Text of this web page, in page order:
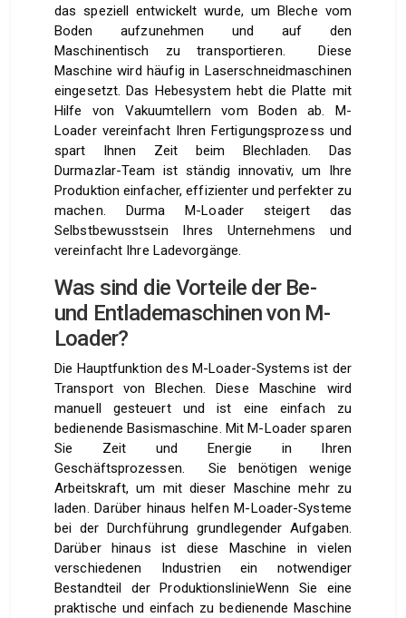
das speziell entwickelt wurde, um Bleche vom
Boden aufzunehmen und auf den
Maschinentisch zu transportieren. Diese
Maschine wird häufig in Laserschneidmaschinen
eingesetzt. Das Hebesystem hebt die Platte mit
Hilfe von Vakuumtellern vom Boden ab. M-
Loader vereinfacht Ihren Fertigungsprozess und
spart Ihnen Zeit beim Blechladen. Das
Durmazlar-Team ist ständig innovativ, um Ihre
Produktion einfacher, effizienter und perfekter zu
machen. Durma M-Loader steigert das
Selbstbewusstsein Ihres Unternehmens und
vereinfacht Ihre Ladevorgänge.
Was sind die Vorteile der Be-
und Entlademaschinen von M-
Loader?
Die Hauptfunktion des M-Loader-Systems ist der
Transport von Blechen. Diese Maschine wird
manuell gesteuert und ist eine einfach zu
bedienende Basismaschine. Mit M-Loader sparen
Sie Zeit und Energie in Ihren
Geschäftsprozessen. Sie benötigen wenige
Arbeitskraft, um mit dieser Maschine mehr zu
laden. Darüber hinaus helfen M-Loader-Systeme
bei der Durchführung grundlegender Aufgaben.
Darüber hinaus ist diese Maschine in vielen
verschiedenen Industrien ein notwendiger
Bestandteil der ProduktionslinieWenn Sie eine
praktische und einfach zu bedienende Maschine